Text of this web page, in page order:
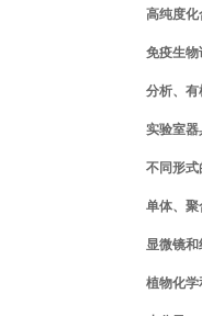
高纯度化
免疫生物
分析、有
实验室器
不同形式
单体、聚
显微镜
植物化学